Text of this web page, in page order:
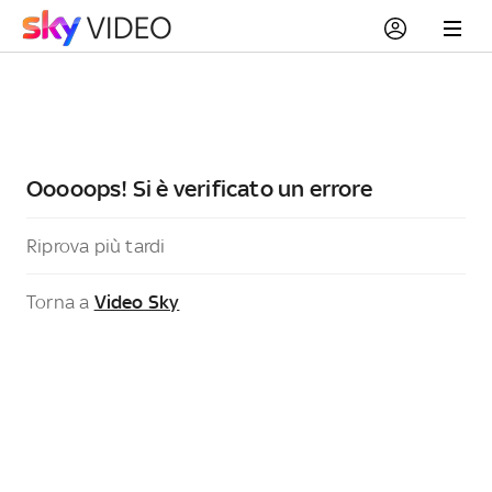
Ooooops! Si è verificato un errore
Riprova più tardi
Torna a Video Sky